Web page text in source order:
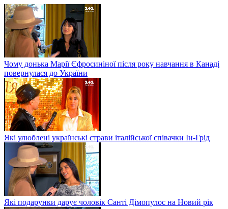
Чому донька Марії Єфросиніної після року навчання в Канаді
повернулася до України
Які улюблені українські страви італійської співачки Ін-Грід
Які подарунки дарує чоловік Санті Дімопулос на Новий рік